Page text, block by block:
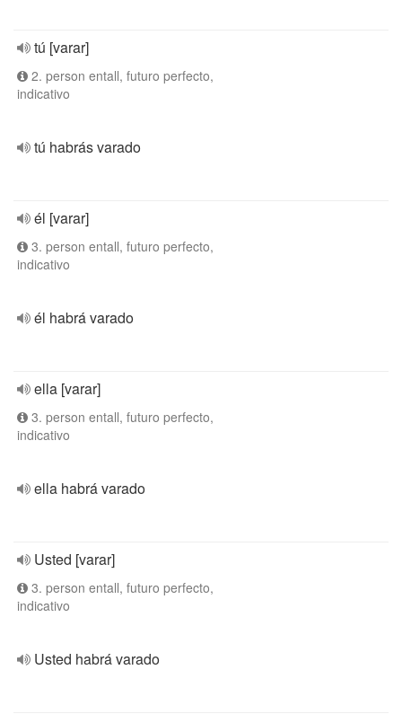
tú [varar]
2. person entall, futuro perfecto,
indicativo
tú habrás varado
él [varar]
3. person entall, futuro perfecto,
indicativo
él habrá varado
ella [varar]
3. person entall, futuro perfecto,
indicativo
ella habrá varado
Usted [varar]
3. person entall, futuro perfecto,
indicativo
Usted habrá varado